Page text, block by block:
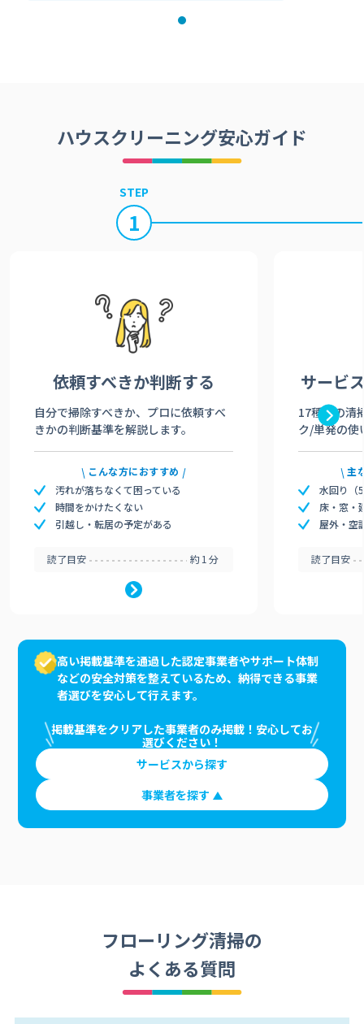
ハウスクリーニング安心ガイド
STEP
1
依頼すべきか判断する
自分で掃除すべきか、プロに依頼すべ
きかの判断基準を解説します。
こんな方におすすめ
汚れが落ちなくて困っている
時間をかけたくない
引越し・転居の予定がある
読了目安 約1分
サービ
17種類の清
ク/単発の使
主
水回り（
床・窓・
屋外・空
読了目安
高い掲載基準を通過した認定事業者やサポート体制
などの安全対策を整えているため、納得できる事業
者選びを安心して行えます。
掲載基準をクリアした事業者のみ掲載！安心してお
選びください！
サービスから探す
事業者を探す
フローリング清掃の
よくある質問